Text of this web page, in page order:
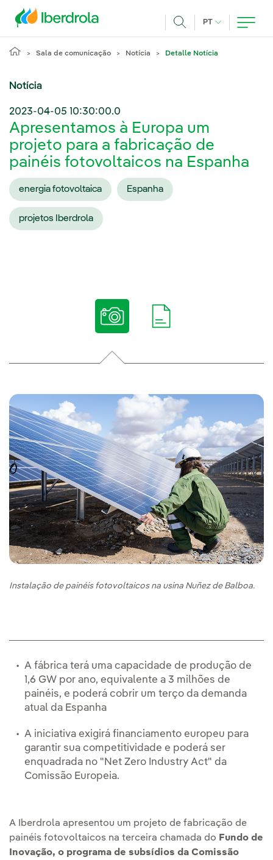
PT IDIOMA ATUAL,
Sala de comunicação Notícia Detalle Notícia
Notícia
2023-04-05 10:30:00.0
Apresentamos à Europa um
projeto para a fabricação de
painéis fotovoltaicos na Espanha
energia fotovoltaica Espanha
projetos Iberdrola
Instalação de painéis fotovoltaicos na usina Nuñez de Balboa.
A fábrica terá uma capacidade de produção de
1,6 GW por ano, equivalente a 3 milhões de
painéis, e poderá cobrir um terço da demanda
atual da Espanha
A iniciativa exigirá financiamento europeu para
garantir sua competitividade e poderá ser
enquadrada no "Net Zero Industry Act" da
Comissão Europeia.
A Iberdrola apresentou um projeto de fabricação de
painéis fotovoltaicos na terceira chamada do Fundo de
Inovação, o programa de subsídios da Comissão